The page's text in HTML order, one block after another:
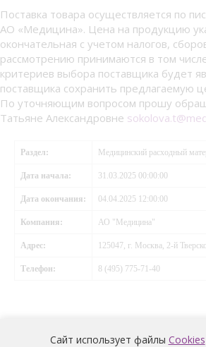
Поставка товара осуществляется по
АО «Медицина». Цена на продукцию
окончательная с учетом налогов,
рассмотрению принимаются в том
критериев выбора поставщика будет
поставщика сохранить предлагаемую
По уточняющим вопросом прошу
Татьяне Александровне
Раздел: Медицинский расходный
Дата начала: 31.03.2025 00:00:00
Дата окончания: 04.04.2025 12:00:00
Компания: АО "Медицина"
Адрес: 125047, г. Москва, 2-й
Телефон: 8 (495) 775-71-40
Сайт использует файлы Cookies